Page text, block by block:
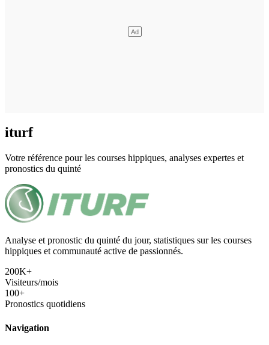
iturf
Votre référence pour les courses hippiques, analyses expertes et
pronostics du quinté
Analyse et pronostic du quinté du jour, statistiques sur les courses
hippiques et communauté active de passionnés.
200K+
Visiteurs/mois
100+
Pronostics quotidiens
Navigation